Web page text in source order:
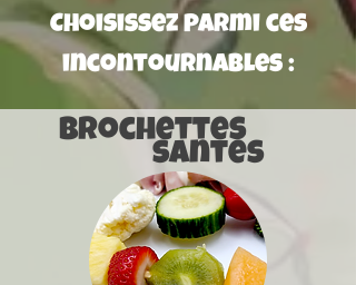
Choisissez parmi ces
incontournables :
Brochettes
santés